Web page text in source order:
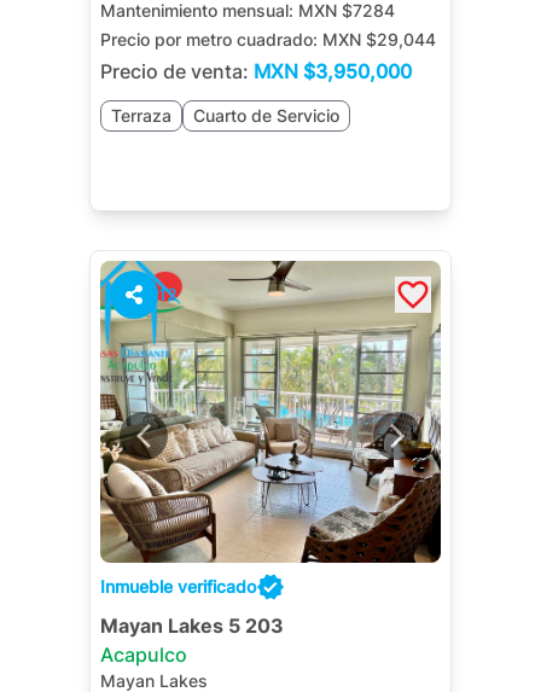
Mantenimiento mensual: MXN $7284
Precio por metro cuadrado: MXN $29,044
Precio de venta: MXN $3,950,000
Terraza Cuarto de Servicio
12
Inmueble verificado
Mayan Lakes 5 203
Acapulco
Mayan Lakes